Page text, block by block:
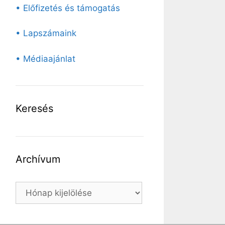
• Előfizetés és támogatás
• Lapszámaink
• Médiaajánlat
Keresés
Archívum
Archívum